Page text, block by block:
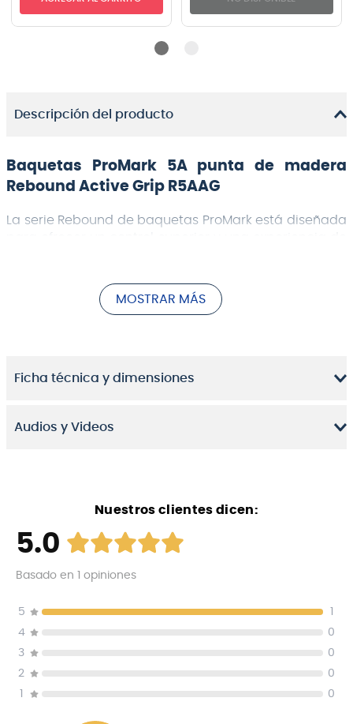
Descripción del producto
Baquetas ProMark 5A punta de madera
Rebound Active Grip R5AAG
La serie Rebound de baquetas ProMark está diseñada
baquetas están fabricadas con hickory para
garantizar durabilidad, respuesta óptima y un sonido
MOSTRAR MÁS
Ficha técnica y dimensiones
Audios y Videos
Nuestros clientes dicen:
5.0
Basado en opiniones
5
4
0
3
0
2
0
0